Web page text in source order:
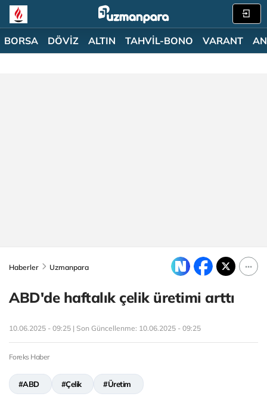
BORSA DÖVİZ ALTIN TAHVİL-BONO VARANT
Haberler Uzmanpara
ABD'de haftalık çelik üretimi arttı
10.06.2025 - 09:25 | Son Güncellenme: 10.06.2025 - 09:25
Foreks Haber
#ABD #Çelik #Üretim